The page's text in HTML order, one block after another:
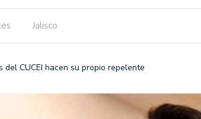
Jalisco
del CUCEI hacen su propio repelente